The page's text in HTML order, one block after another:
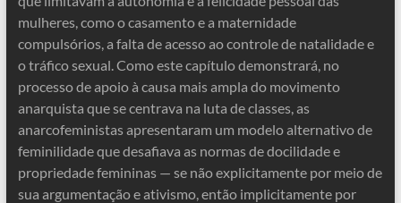
mulheres, como o casamento e a maternidade
compulsórios, a falta de acesso ao controle de natalidade e
o tráfico sexual. Como este capítulo demonstrará, no
processo de apoio à causa mais ampla do movimento
anarquista que se centrava na luta de classes, as
anarcofeministas apresentaram um modelo alternativo de
feminilidade que desafiava as normas de docilidade e
propriedade femininas — se não explicitamente por meio de
sua argumentação e ativismo, então implicitamente por